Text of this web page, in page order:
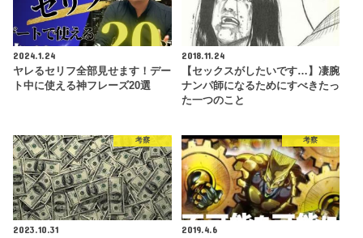
2024.1.24
ヤレるセリフ全部見せます！デー
ト中に使える神フレーズ20選
2018.11.24
【セックスがしたいです…】凄腕
ナンパ師になるためにすべきたっ
た一つのこと
考察
2023.10.31
考察
2019.4.6